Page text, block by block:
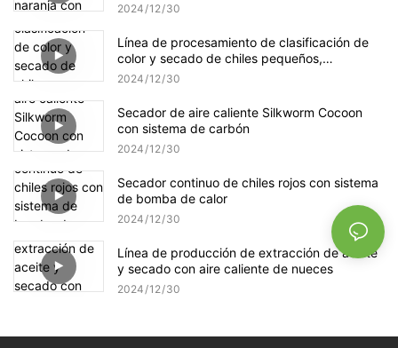
2024 12 30
Línea de procesamiento de clasificación de
color y secado de chiles pequeños,
eliminación de tallos de chile
2024 12 30
Secador de aire caliente Silkworm Cocoon
con sistema de carbón
2024 12 30
Secador continuo de chiles rojos con sistema
de bomba de calor
2024 12 30
Línea de producción de extracción de aceite
y secado con aire caliente de nueces
2024 12 30